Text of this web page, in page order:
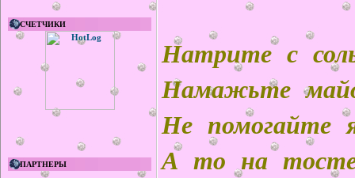
СЧЕТЧИКИ
ПАРТНЕРЫ
Натрите с
Намажьте
Не помогайте
А то на